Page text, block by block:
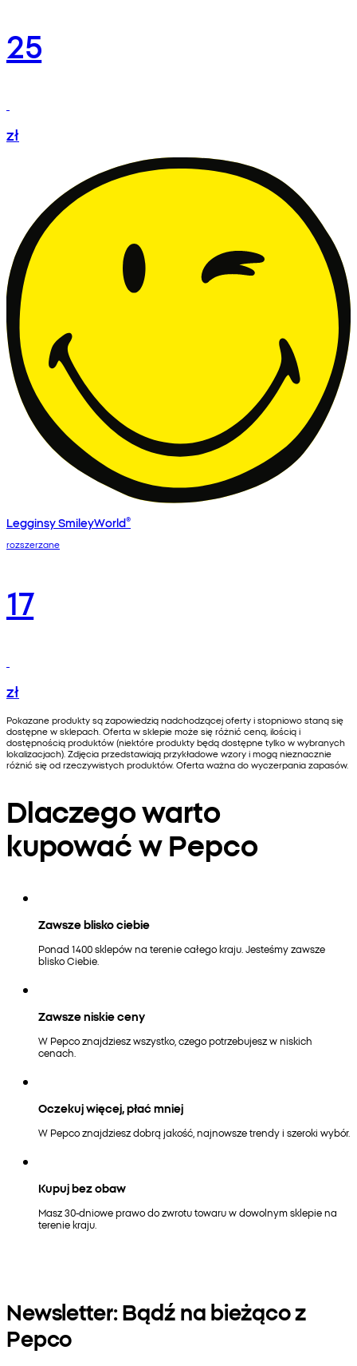
25
zł
Legginsy SmileyWorld®
rozszerzane
17
zł
Pokazane produkty są zapowiedzią nadchodzącej oferty i stopniowo staną się
dostępne w sklepach. Oferta w sklepie może się różnić ceną, ilością i
dostępnością produktów (niektóre produkty będą dostępne tylko w wybranych
lokalizacjach). Zdjęcia przedstawiają przykładowe wzory i mogą nieznacznie
różnić się od rzeczywistych produktów. Oferta ważna do wyczerpania zapasów.
Dlaczego warto
kupować w Pepco
Zawsze blisko ciebie
Ponad 1400 sklepów na terenie całego kraju. Jesteśmy zawsze
blisko Ciebie.
Zawsze niskie ceny
W Pepco znajdziesz wszystko, czego potrzebujesz w niskich
cenach.
Oczekuj więcej, płać mniej
W Pepco znajdziesz dobrą jakość, najnowsze trendy i szeroki wybór.
Kupuj bez obaw
Masz 30-dniowe prawo do zwrotu towaru w dowolnym sklepie na
terenie kraju.
Newsletter: Bądź na bieżąco z
Pepco